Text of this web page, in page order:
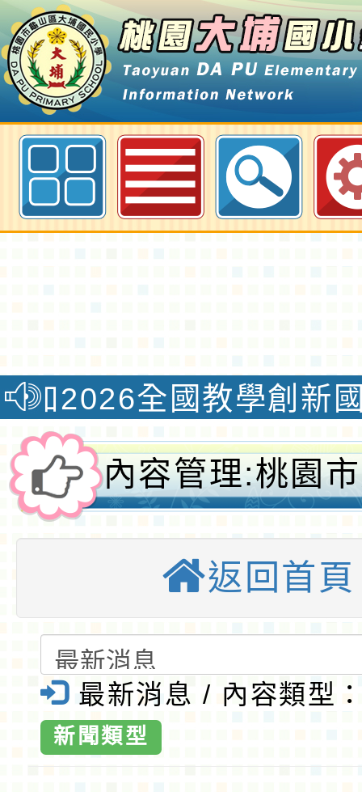
桃園市大埔國小113學年度審定本
畫-桃園大埔國小全球資訊網
全國教學創新國際認
內容管理:桃園
科圖書選用計
埔國小全球資訊
優質國小
返回首頁
最新消息 / 內容類型
新聞類型